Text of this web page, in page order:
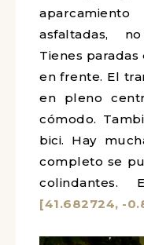
asfaltadas,
Tienes
en frente. El
en pleno
cómodo.
bici. Hay
completo se
colindantes.
[41.682724, -